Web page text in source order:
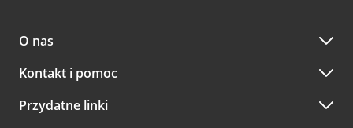
O nas
Kontakt i pomoc
Przydatne linki